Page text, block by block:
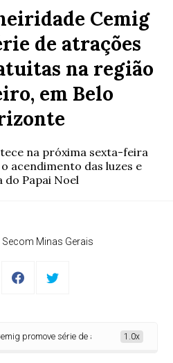
Cemig
de atrações
na região
em Belo
na próxima sexta-feira
acendimento das luzes e
do Papai Noel
Secom Minas Gerais
série de atrações culturais
1.0x